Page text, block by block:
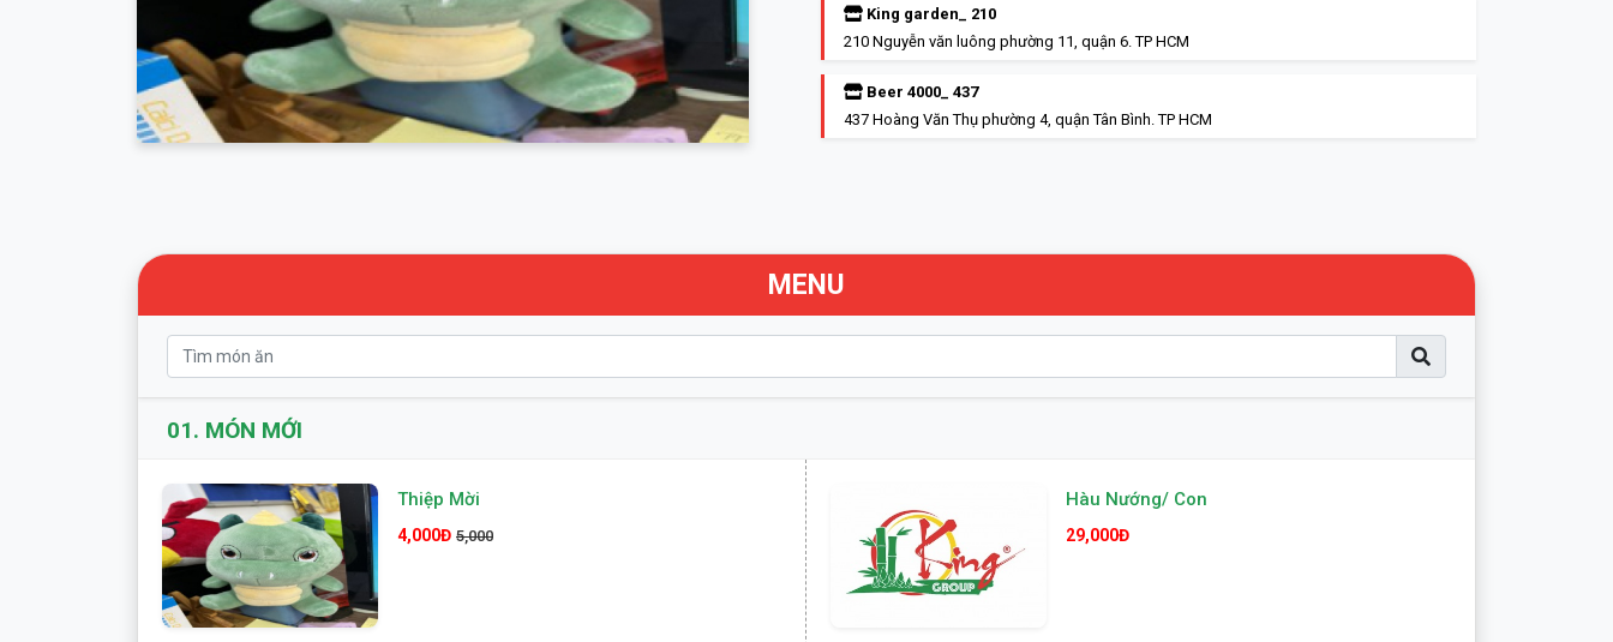
King garden_ 210
210 Nguyễn văn luông phường 11, quận 6. TP HCM
Beer 4000_ 437
437 Hoàng Văn Thụ phường 4, quận Tân Bình. TP HCM
MENU
01. MÓN MỚI
Thiệp Mời
4,000Đ 5,000
Hàu Nướng/ Con
29,000Đ